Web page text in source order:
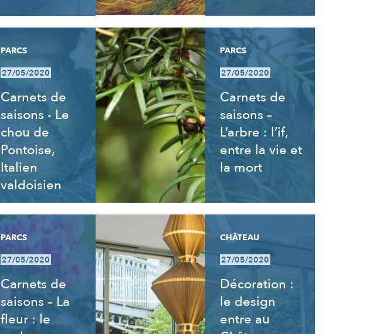
PARCS
27/05/2020
Carnets de
saisons - Le
chou de
Pontoise,
Italien
valdoisien
PARCS
27/05/2020
Carnets de
saisons –
L’arbre : l’if,
entre la vie et
la mort
PARCS
27/05/2020
Carnets de
saisons – La
fleur : le
CHÂTEAU
27/05/2020
Décoration :
le design
entre au